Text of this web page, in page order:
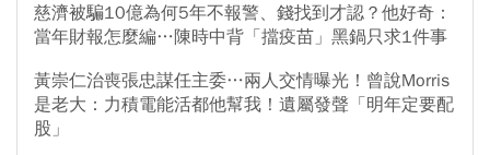
慈濟被騙10億為何5年不報警、錢找到才認？他好奇：
當年財報怎麼編…陳時中背「擋疫苗」黑鍋只求1件事
黃崇仁治喪張忠謀任主委…兩人交情曝光！曾說Morris
是老大：力積電能活都他幫我！遺屬發聲「明年定要配
股」